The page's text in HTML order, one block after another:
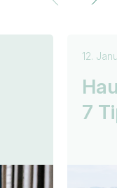
12.
7